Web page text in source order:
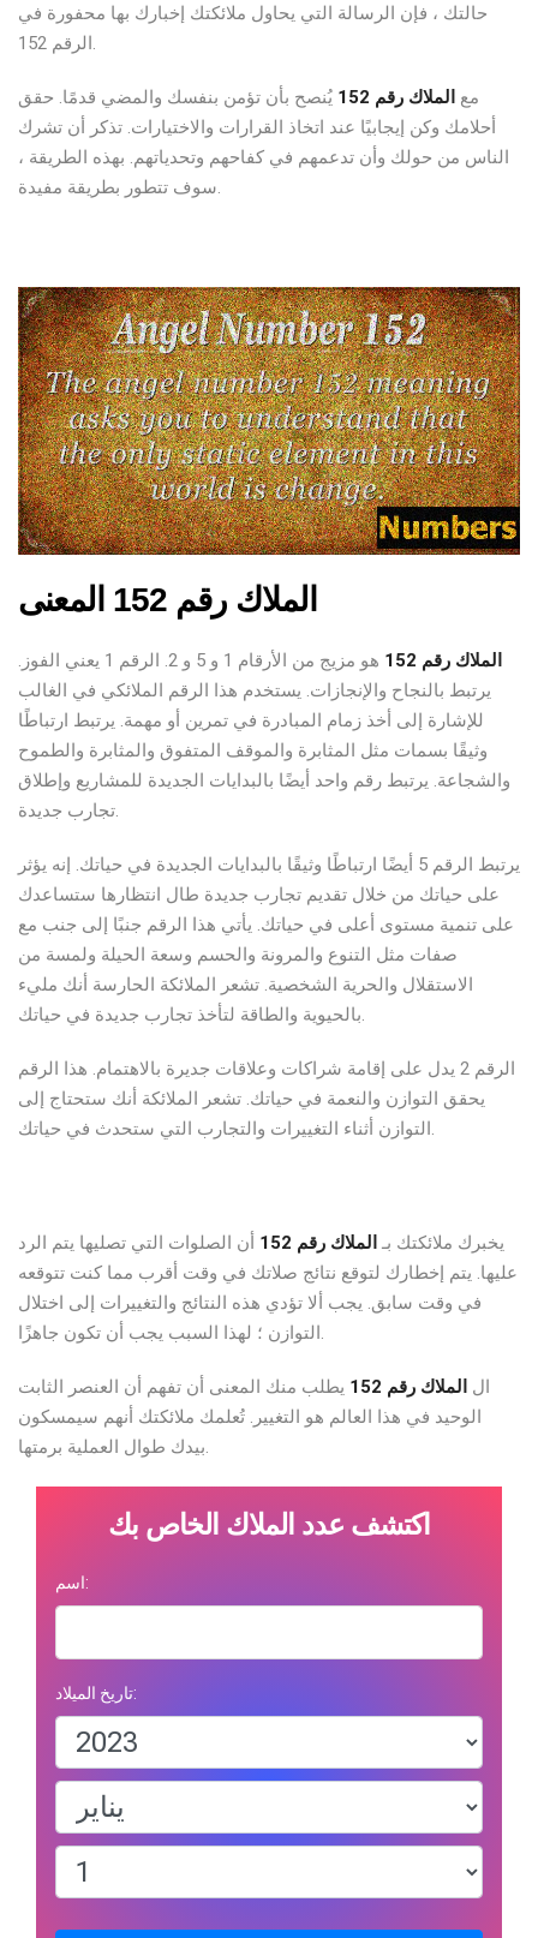
حالتك ، فإن الرسالة التي يحاول ملائكتك إخبارك بها محفورة في
الرقم 152.
مع الملاك رقم 152
يُنصح بأن تؤمن بنفسك والمضي قدمًا. حقق
أحلامك وكن إيجابيًا عند اتخاذ القرارات والاختيارات. تذكر أن تشرك
الناس من حولك وأن تدعمهم في كفاحهم وتحدياتهم. بهذه الطريقة ،
سوف تتطور بطريقة مفيدة.
الملاك رقم 152 المعنى
الملاك رقم 152
هو مزيج من الأرقام 1 و 5 و 2. الرقم 1 يعني الفوز.
يرتبط بالنجاح والإنجازات. يستخدم هذا الرقم الملائكي في الغالب
للإشارة إلى أخذ زمام المبادرة في تمرين أو مهمة. يرتبط ارتباطًا
وثيقًا بسمات مثل المثابرة والموقف المتفوق والمثابرة والطموح
والشجاعة. يرتبط رقم واحد أيضًا بالبدايات الجديدة للمشاريع وإطلاق
يرتبط الرقم 5 أيضًا ارتباطًا وثيقًا بالبدايات الجديدة في حياتك. إنه يؤثر
على حياتك من خلال تقديم تجارب جديدة طال انتظارها ستساعدك
على تنمية مستوى أعلى في حياتك. يأتي هذا الرقم جنبًا إلى جنب مع
صفات مثل التنوع والمرونة والحسم وسعة الحيلة ولمسة من
الاستقلال والحرية الشخصية. تشعر الملائكة الحارسة أنك مليء
الرقم 2 يدل على إقامة شراكات وعلاقات جديرة بالاهتمام. هذا الرقم
يحقق التوازن والنعمة في حياتك. تشعر الملائكة أنك ستحتاج إلى
يخبرك ملائكتك بـ الملاك رقم 152
أن الصلوات التي تصليها يتم الرد
عليها. يتم إخطارك لتوقع نتائج صلاتك في وقت أقرب مما كنت تتوقعه
في وقت سابق. يجب ألا تؤدي هذه النتائج والتغييرات إلى اختلال
ال الملاك رقم 152
يطلب منك المعنى أن تفهم أن العنصر الثابت
الوحيد في هذا العالم هو التغيير. تُعلمك ملائكتك أنهم سيمسكون
اكتشف عدد الملاك الخاص بك
اسم:
تاريخ الميلاد: